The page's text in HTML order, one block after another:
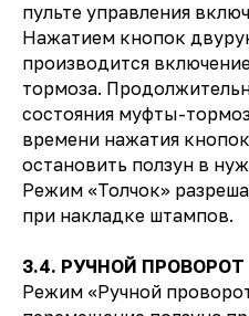
пульте управления
Нажатием кнопок
производится
тормоза.
состояния муфты-
времени нажатия
остановить ползун в
Режим «Толчок»
при накладке штампов.
3.4. РУЧНОЙ ПРОВОРОТ
Режим «Ручной